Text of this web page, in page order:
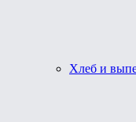
Хлеб и